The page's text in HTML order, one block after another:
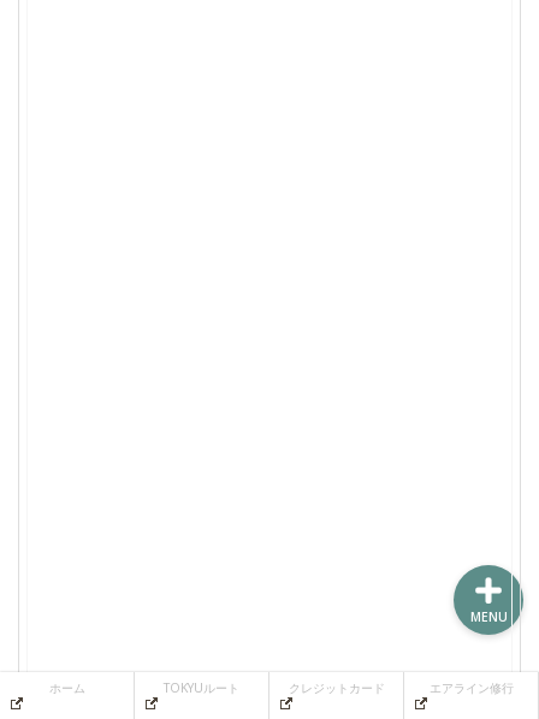
ホーム TOKYUルート クレジットカード エアライン修行
MENU